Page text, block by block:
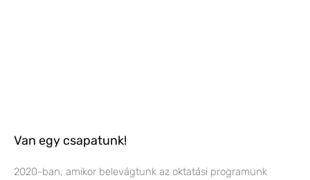
Van egy csapatunk!
2020-ban, amikor belevágtunk az oktatási programunk